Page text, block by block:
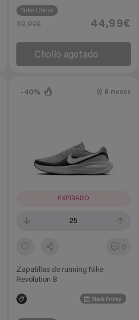
Nike Oficial
89,99€ 44,99€
Chollo agotado
-40%
EXPIRADO
25
0
Zapatillas de running Nike
Revolution 8
Black Friday
8 meses